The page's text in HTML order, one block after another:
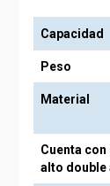
Capacidad
Peso
Material
Cuenta
alto double